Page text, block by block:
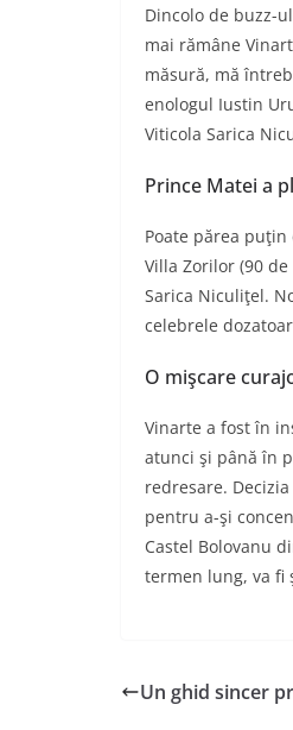
Dincolo de buzz-
mai rămâne
măsură, mă
enologul Iustin
Viticola Sarica
Prince Matei a
Poate părea
Villa Zorilor (90
Sarica Niculiţel.
celebrele
O mişcare
Vinarte a fost în
atunci şi până în
redresare.
pentru a-şi
Castel Bolovanu
termen lung, va fi
Un ghid sincer